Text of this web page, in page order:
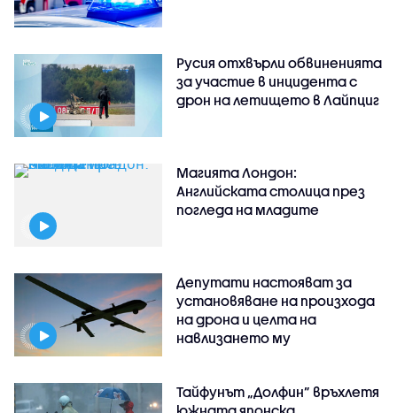
Русия отхвърли обвиненията
за участие в инцидента с
дрон на летището в Лайпциг
Магията Лондон:
Английската столица през
погледа на младите
Депутати настояват за
установяване на произхода
на дрона и целта на
навлизането му
Тайфунът „Долфин” връхлетя